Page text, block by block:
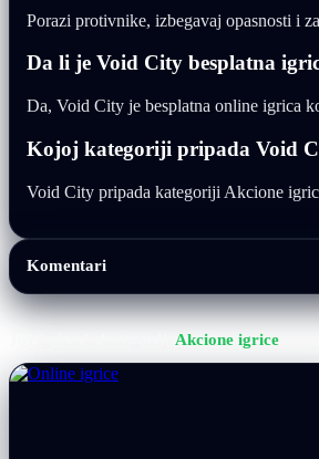
Porazi protivnike, izbegavaj opasnosti i
Da li je Void City besplatna
Da, Void City je besplatna online igrica
Kojoj kategoriji pripada Void
Void City pripada kategoriji Akcione
Komentari
Akcione igrice